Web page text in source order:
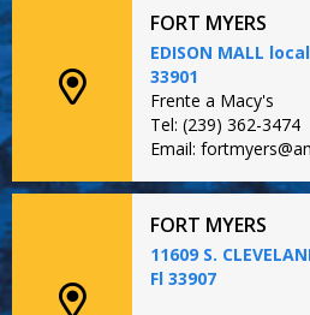
FORT MYERS
EDISON MALL
33901
Frente a Macy's
Tel: (239) 362-3474
Email:
FORT MYERS
11609 S.
Fl 33907